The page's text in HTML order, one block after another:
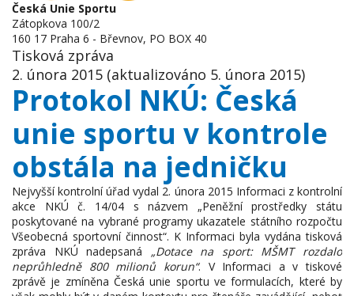
Česká Unie Sportu
Zátopkova 100/2
160 17 Praha 6 - Břevnov, PO BOX 40
Tisková zpráva
2. února 2015 (aktualizováno 5. února 2015)
Protokol NKÚ: Česká
unie sportu v kontrole
obstála na jedničku
Nejvyšší kontrolní úřad vydal 2. února 2015 Informaci z kontrolní
akce NKÚ č. 14/04 s názvem „Peněžní prostředky státu
poskytované na vybrané programy ukazatele státního rozpočtu
Všeobecná sportovní činnost“. K Informaci byla vydána tisková
zpráva NKÚ nadepsaná „Dotace na sport: MŠMT rozdalo
neprůhledně 800 milionů korun“. V Informaci a v tiskové
zprávě je zmíněna Česká unie sportu ve formulacích, které by